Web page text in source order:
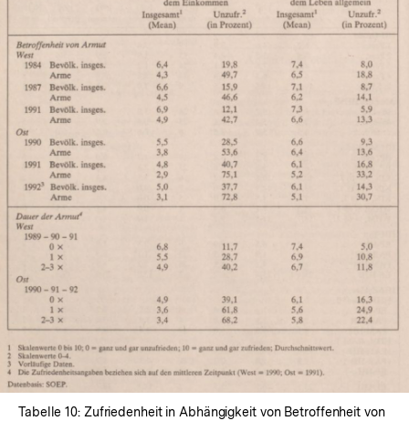
Lightbox
Tabelle 10: Zufriedenheit in Abhängigkeit von Betroffenheit von